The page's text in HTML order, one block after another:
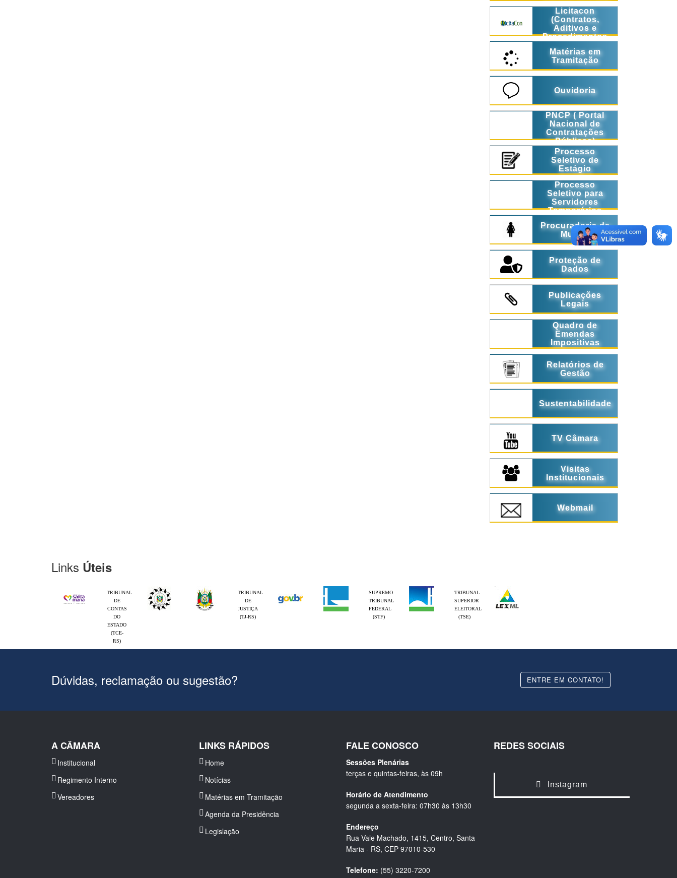
Licitacon
(Contratos,
Aditivos e
Procedimentos
Matérias em
Tramitação
Ouvidoria
PNCP ( Portal
Nacional de
Contratações
Públicas)
Processo
Seletivo de
Estágio
Processo
Seletivo para
Servidores
Temporários
Procuradoria da
Mulher
Proteção de
Dados
Publicações
Legais
Quadro de
Emendas
Impositivas
Relatórios de
Gestão
Sustentabilidade
TV Câmara
Visitas
Institucionais
Webmail
Links Úteis
TRIBUNAL
DE
CONTAS
DO
ESTADO
(TCE-
RS)
TRIBUNAL
DE
JUSTIÇA
(TJ-RS)
SUPREMO
TRIBUNAL
FEDERAL
(STF)
TRIBUNAL
SUPERIOR
ELEITORAL
(TSE)
Dúvidas, reclamação ou sugestão? ENTRE EM CONTATO!
A CÂMARA
Institucional
Regimento Interno
Vereadores
LINKS RÁPIDOS
Home
Notícias
Matérias em Tramitação
Agenda da Presidência
Legislação
FALE CONOSCO
Sessões Plenárias
terças e quintas-feiras, às 09h
Horário de Atendimento
segunda a sexta-feira: 07h30 às 13h30
Endereço
Rua Vale Machado, 1415, Centro, Santa
Maria - RS, CEP 97010-530
Telefone: (55) 3220-7200
REDES SOCIAIS
Instagram